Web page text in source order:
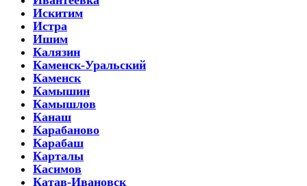
Искитим
Истра
Ишим
Калязин
Каменск-Уральский
Каменск
Камышин
Камышлов
Канаш
Карабаново
Карабаш
Карталы
Касимов
Катав-Ивановск